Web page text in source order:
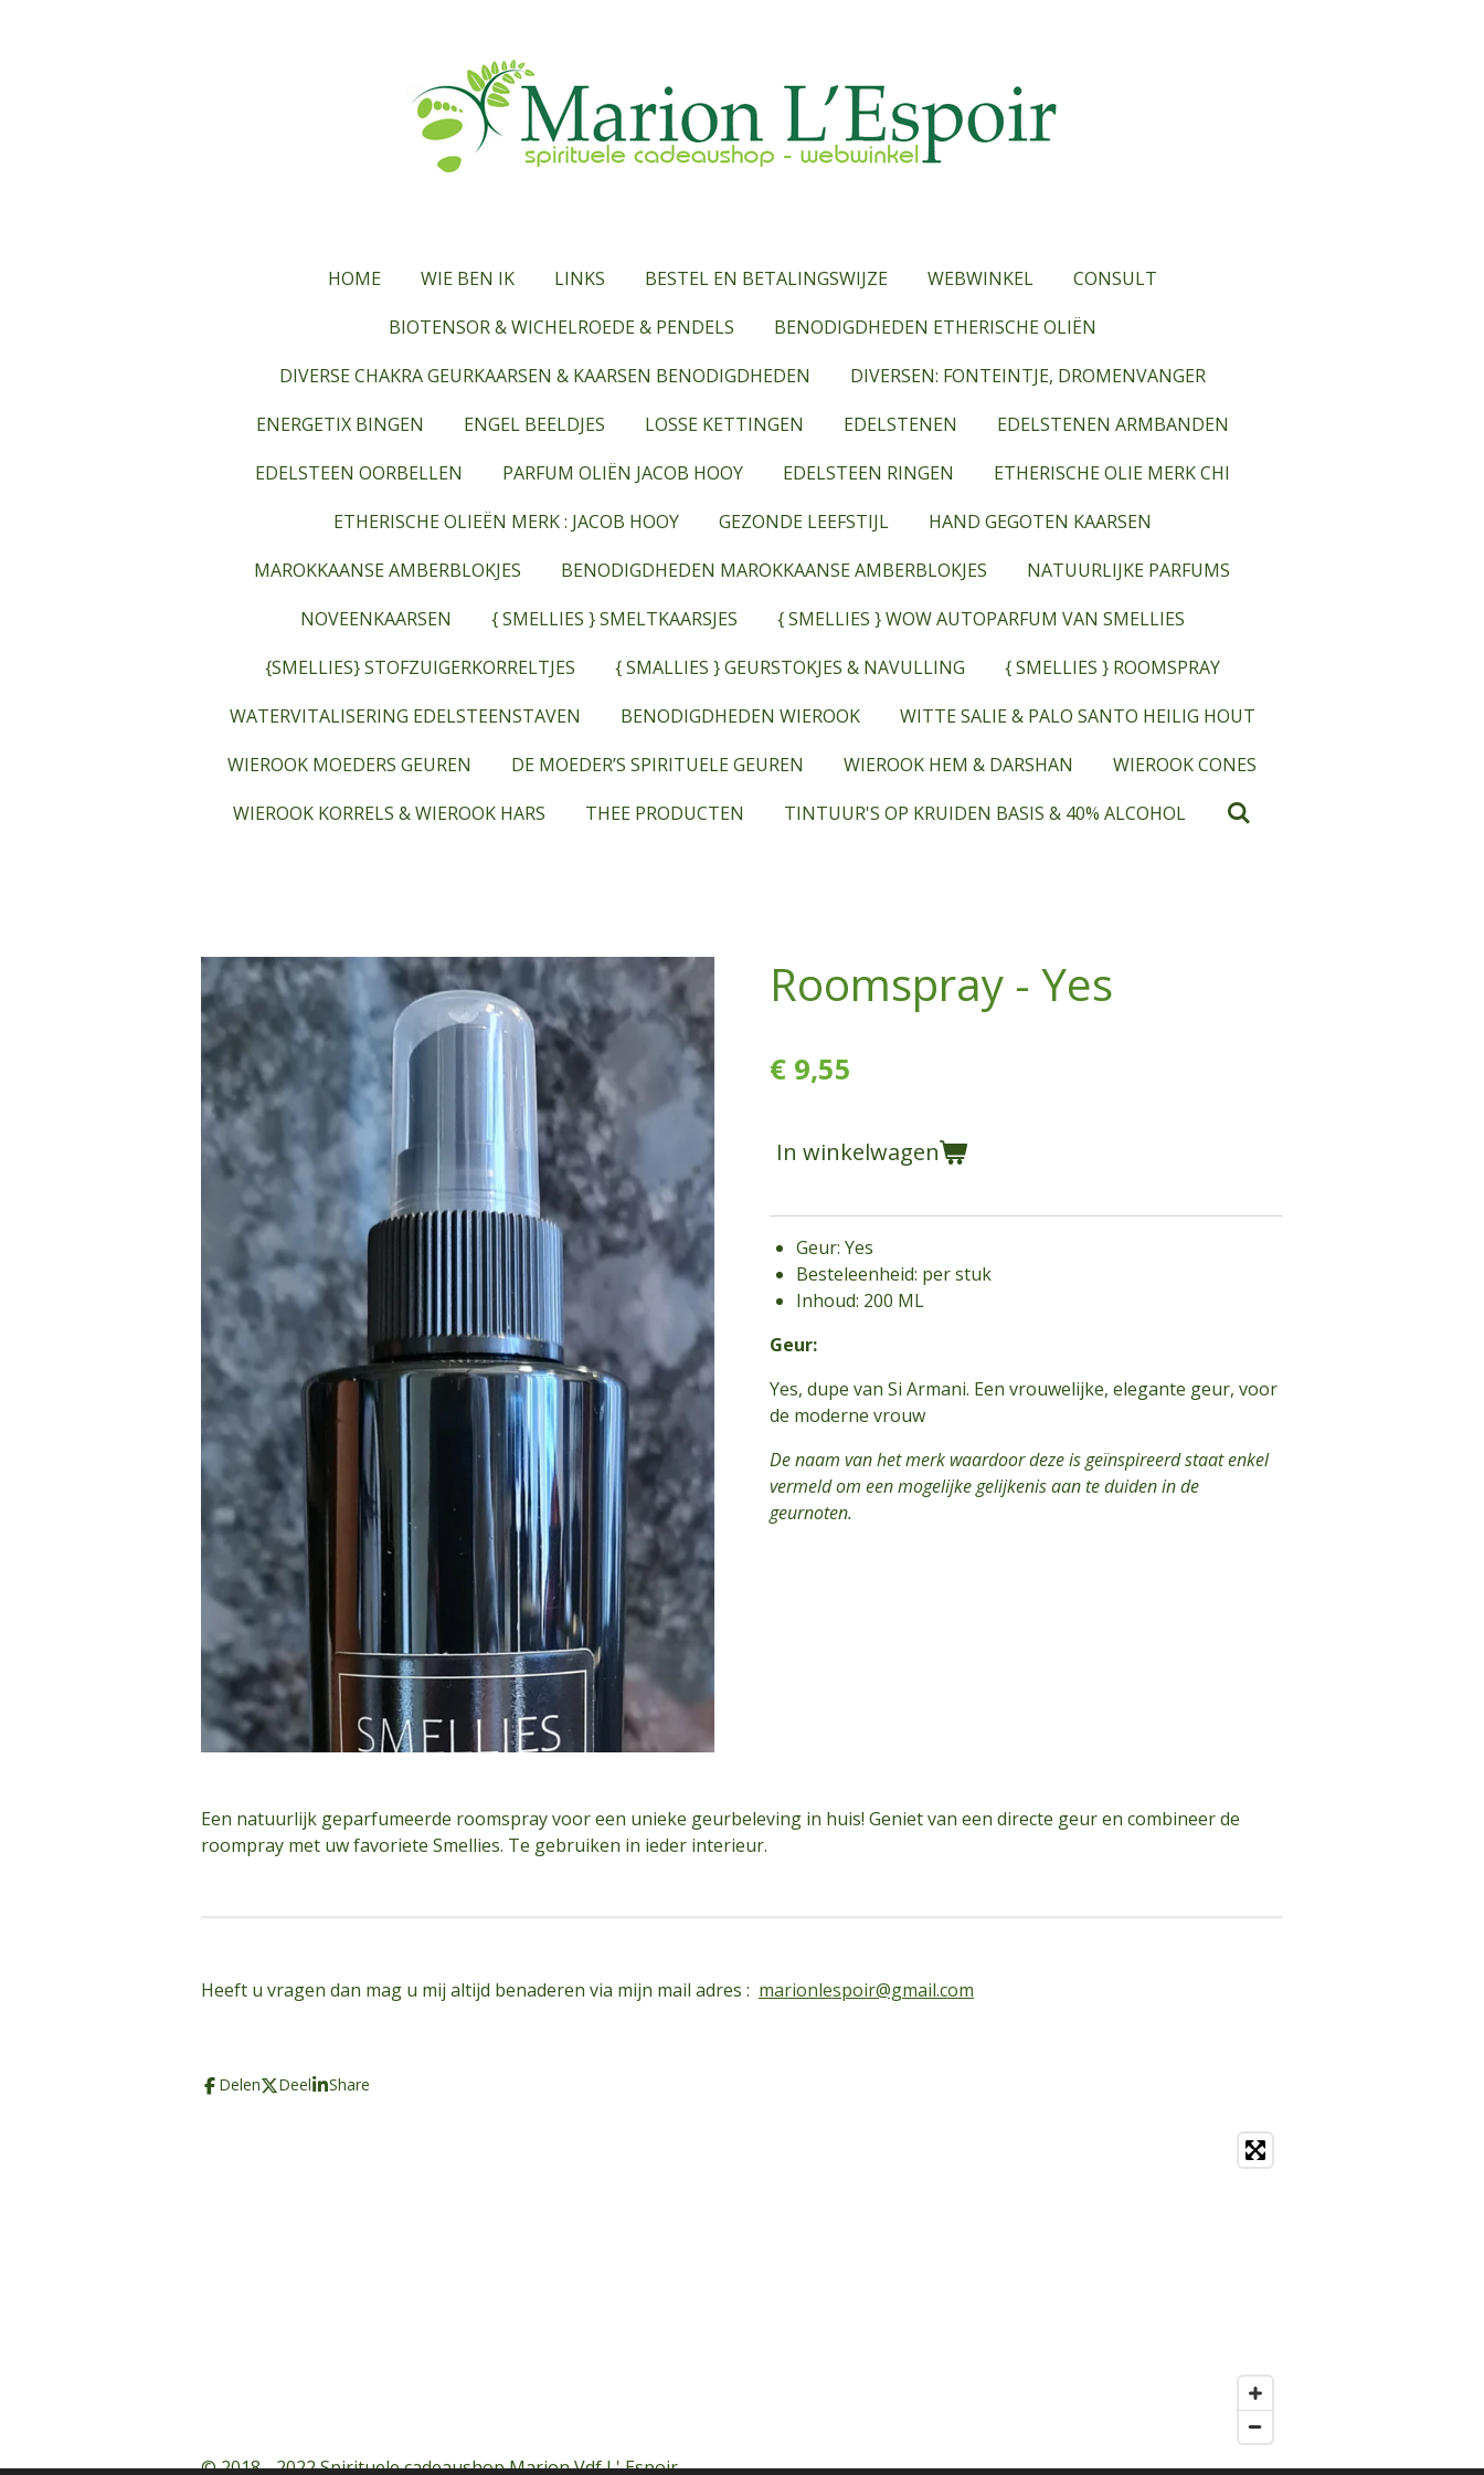
HOME WIE BEN IK LINKS BESTEL EN BETALINGSWIJZE WEBWINKEL
CONSULT
BIOTENSOR & WICHELROEDE & PENDELS
BENODIGDHEDEN ETHERISCHE OLIËN
DIVERSE CHAKRA GEURKAARSEN & KAARSEN BENODIGDHEDEN
DIVERSEN: FONTEINTJE, DROMENVANGER
ENERGETIX BINGEN
ENGEL BEELDJES LOSSE KETTINGEN EDELSTENEN
EDELSTENEN ARMBANDEN
EDELSTEEN OORBELLEN
PARFUM OLIËN JACOB HOOY EDELSTEEN RINGEN
ETHERISCHE OLIE MERK CHI
ETHERISCHE OLIEËN MERK : JACOB HOOY
GEZONDE LEEFSTIJL
HAND GEGOTEN KAARSEN
MAROKKAANSE AMBERBLOKJES
BENODIGDHEDEN MAROKKAANSE AMBERBLOKJES
NATUURLIJKE PARFUMS
NOVEENKAARSEN
{ SMELLIES } SMELTKAARSJES
{ SMELLIES } WOW AUTOPARFUM VAN SMELLIES
{SMELLIES} STOFZUIGERKORRELTJES
{ SMALLIES } GEURSTOKJES & NAVULLING
{ SMELLIES } ROOMSPRAY
WATERVITALISERING EDELSTEENSTAVEN
BENODIGDHEDEN WIEROOK
WITTE SALIE & PALO SANTO HEILIG HOUT
WIEROOK MOEDERS GEUREN
DE MOEDER’S SPIRITUELE GEUREN WIEROOK HEM & DARSHAN
WIEROOK CONES
WIEROOK KORRELS & WIEROOK HARS
THEE PRODUCTEN TINTUUR'S OP KRUIDEN BASIS & 40% ALCOHOL
Roomspray - Yes
€ 9,55
In winkelwagen
Geur: Yes
Besteleenheid: per stuk
Inhoud: 200 ML
Geur:
Yes, dupe van Si Armani. Een vrouwelijke, elegante geur, voor
de moderne vrouw
De naam van het merk waardoor deze is geïnspireerd staat enkel
vermeld om een mogelijke gelijkenis aan te duiden in de
geurnoten.
Een natuurlijk geparfumeerde roomspray voor een unieke geurbeleving in huis! Geniet van een directe geur en combineer de
roompray met uw favoriete Smellies. Te gebruiken in ieder interieur.
Heeft u vragen dan mag u mij altijd benaderen via mijn mail adres : marionlespoir@gmail.com
Delen Deel Share
© 2018 - 2022 Spirituele cadeaushop Marion Vdf L' Espoir